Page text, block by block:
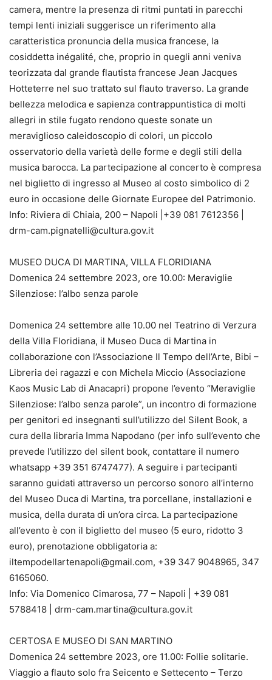
camera, mentre la presenza di ritmi puntati in parecchi
tempi lenti iniziali suggerisce un riferimento alla
caratteristica pronuncia della musica francese, la
cosiddetta inégalité, che, proprio in quegli anni veniva
teorizzata dal grande flautista francese Jean Jacques
Hotteterre nel suo trattato sul flauto traverso. La grande
bellezza melodica e sapienza contrappuntistica di molti
allegri in stile fugato rendono queste sonate un
meraviglioso caleidoscopio di colori, un piccolo
osservatorio della varietà delle forme e degli stili della
musica barocca. La partecipazione al concerto è compresa
nel biglietto di ingresso al Museo al costo simbolico di 2
euro in occasione delle Giornate Europee del Patrimonio.
Info: Riviera di Chiaia, 200 – Napoli |+39 081 7612356 |
drm-cam.pignatelli@cultura.gov.it
MUSEO DUCA DI MARTINA, VILLA FLORIDIANA
Domenica 24 settembre 2023, ore 10.00: Meraviglie
Silenziose: l’albo senza parole
Domenica 24 settembre alle 10.00 nel Teatrino di Verzura
della Villa Floridiana, il Museo Duca di Martina in
collaborazione con l’Associazione Il Tempo dell’Arte, Bibi –
Libreria dei ragazzi e con Michela Miccio (Associazione
Kaos Music Lab di Anacapri) propone l’evento “Meraviglie
Silenziose: l’albo senza parole”, un incontro di formazione
per genitori ed insegnanti sull’utilizzo del Silent Book, a
cura della libraria Imma Napodano (per info sull’evento che
prevede l’utilizzo del silent book, contattare il numero
whatsapp +39 351 6747477). A seguire i partecipanti
saranno guidati attraverso un percorso sonoro all’interno
del Museo Duca di Martina, tra porcellane, installazioni e
musica, della durata di un’ora circa. La partecipazione
all’evento è con il biglietto del museo (5 euro, ridotto 3
euro), prenotazione obbligatoria a:
iltempodellartenapoli@gmail.com, +39 347 9048965, 347
6165060.
Info: Via Domenico Cimarosa, 77 – Napoli | +39 081
5788418 | drm-cam.martina@cultura.gov.it
CERTOSA E MUSEO DI SAN MARTINO
Domenica 24 settembre 2023, ore 11.00: Follie solitarie.
Viaggio a flauto solo fra Seicento e Settecento – Terzo